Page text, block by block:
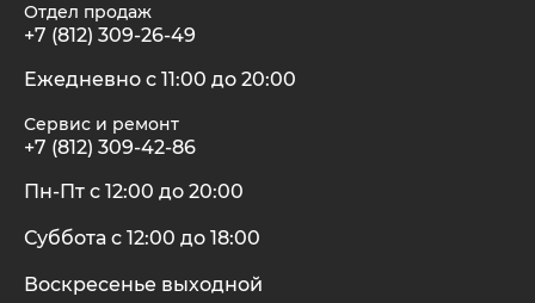
Отдел продаж
+7 (812) 309-26-49
Ежедневно с 11:00 до 20:00
Сервис и ремонт
+7 (812) 309-42-86
Пн-Пт с 12:00 до 20:00
Суббота с 12:00 до 18:00
Воскресенье выходной